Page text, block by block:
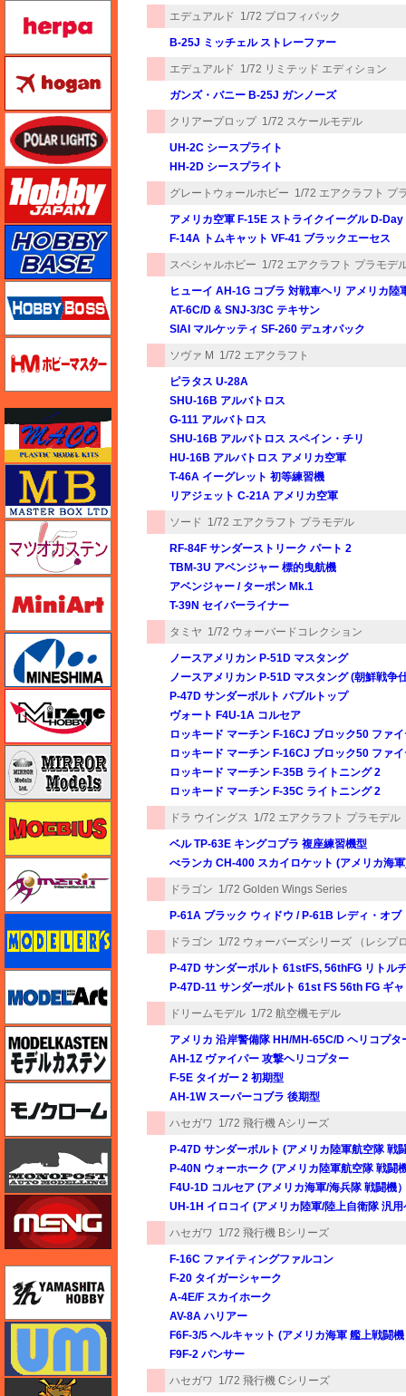
エデュアルド 1/72 プロフィパック
B-25J ミッチェル ストレーファー
エデュアルド 1/72 リミテッド エディション
ガンズ・バニー B-25J ガンノーズ
クリアープロップ 1/72 スケールモデル
UH-2C シースプライト
HH-2D シースプライト
グレートウォールホビー 1/72 エアクラフト プ
アメリカ空軍 F-15E ストライクイーグル D-
F-14A トムキャット VF-41 ブラックエーセス
スペシャルホビー 1/72 エアクラフト プラモデ
ヒューイ AH-1G コブラ 対戦車ヘリ アメリカ陸
AT-6C/D & SNJ-3/3C テキサン
SIAI マルケッティ SF-260 デュオパック
ソヴァ M 1/72 エアクラフト
ピラタス U-28A
SHU-16B アルバトロス
G-111 アルバトロス
SHU-16B アルバトロス スペイン・チリ
HU-16B アルバトロス アメリカ空軍
T-46A イーグレット 初等練習機
リアジェット C-21A アメリカ空軍
ソード 1/72 エアクラフト プラモデル
RF-84F サンダーストリーク パート 2
TBM-3U アベンジャー 標的曳航機
アベンジャー / ターポン Mk.1
T-39N セイバーライナー
タミヤ 1/72 ウォーバードコレクション
ノースアメリカン P-51D マスタング
ノースアメリカン P-51D マスタング (朝鮮戦争
P-47D サンダーボルト バブルトップ
ヴォート F4U-1A コルセア
ロッキード マーチン F-16CJ ブロック50 ファ
ロッキード マーチン F-16CJ ブロック50 ファ
ロッキード マーチン F-35B ライトニング 2
ロッキード マーチン F-35C ライトニング 2
ドラ ウイングス 1/72 エアクラフト プラモデル
ベル TP-63E キングコブラ 複座練習機型
べランカ CH-400 スカイロケット (アメリカ海
ドラゴン 1/72 Golden Wings Series
P-61A ブラック ウィドウ / P-61B レディ・オブ
ドラゴン 1/72 ウォーバーズシリーズ （レシプ
P-47D サンダーボルト 61stFS, 56thFG リトル
P-47D-11 サンダーボルト 61st FS 56th FG ギ
ドリームモデル 1/72 航空機モデル
アメリカ 沿岸警備隊 HH/MH-65C/D ヘリコプタ
AH-1Z ヴァイパー 攻撃ヘリコプター
F-5E タイガー 2 初期型
AH-1W スーパーコブラ 後期型
ハセガワ 1/72 飛行機 Aシリーズ
P-47D サンダーボルト (アメリカ陸軍航空隊 戦
P-40N ウォーホーク (アメリカ陸軍航空隊 戦闘
F4U-1D コルセア (アメリカ海軍/海兵隊 戦闘機
UH-1H イロコイ (アメリカ陸軍/陸上自衛隊 汎
ハセガワ 1/72 飛行機 Bシリーズ
F-16C ファイティングファルコン
F-20 タイガーシャーク
A-4E/F スカイホーク
AV-8A ハリアー
F6F-3/5 ヘルキャット (アメリカ海軍 艦上戦闘
F9F-2 パンサー
ハセガワ 1/72 飛行機 Cシリーズ
ヘルパ（herpa）
ホーガンウイングス
ポーラライツ
ホビーベース
ホビーマスター
マスターボックス
マツオカステン
ミラージュホビー
ミラーモデルズ
メビウス
メリットインターナショナル
モデルカステン
モノクローム
モンモデル（MENG MODEL）
ライオンロア（LionRoar）